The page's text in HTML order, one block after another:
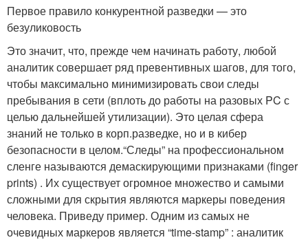
Первое правило конкурентной разведки — это
безуликовость
Это значит, что, прежде чем начинать работу, любой
аналитик совершает ряд превентивных шагов, для того,
чтобы максимально минимизировать свои следы
пребывания в сети (вплоть до работы на разовых PC с
целью дальнейшей утилизации). Это целая сфера
знаний не только в корп.разведке, но и в кибер
безопасности в целом.“Следы” на профессиональном
сленге называются демаскирующими признаками (finger
prints) . Их существует огромное множество и самыми
сложными для скрытия являются маркеры поведения
человека. Приведу пример. Одним из самых не
очевидных маркеров является “time-stamp” : аналитик